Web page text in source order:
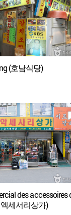
(호남식당)
des accessoires
세서리상가)